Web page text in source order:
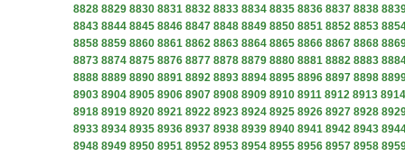
8828 8829 8830 8831 8832 8833 8834 8835 8836 8837 8838
8843 8844 8845 8846 8847 8848 8849 8850 8851 8852 8853
8858 8859 8860 8861 8862 8863 8864 8865 8866 8867 8868
8873 8874 8875 8876 8877 8878 8879 8880 8881 8882 8883
8888 8889 8890 8891 8892 8893 8894 8895 8896 8897 8898
8903 8904 8905 8906 8907 8908 8909 8910 8911 8912 8913 8914
8918 8919 8920 8921 8922 8923 8924 8925 8926 8927 8928
8933 8934 8935 8936 8937 8938 8939 8940 8941 8942 8943
8948 8949 8950 8951 8952 8953 8954 8955 8956 8957 8958